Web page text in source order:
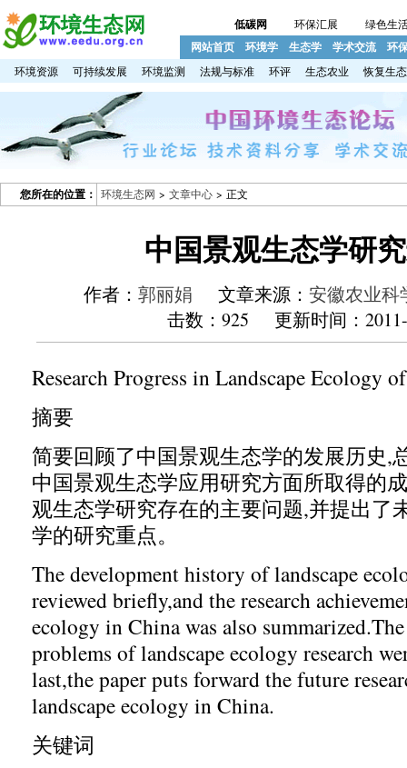
低碳网 环保汇展 绿色生
网站首页 环境学 生态学 学术交流 环
环境资源 可持续发展 环境监测 法规与标准 环评 生态农业 恢复生态
您所在的位置： 环境生态网 > 文章中心 > 正文
中国景观生态学研
作者： 郭丽娟 文章来源： 安徽农业科
击数： 925 更新时间：
Research Progress in Landscape Ecology
摘要
简要回顾了中国景观生态学的发展历史,
中国景观生态学应用研究方面所取得的
观生态学研究存在的主要问题,并提出了
学的研究重点。
The development history of landscape
reviewed briefly,and the research
ecology in China was also
problems of landscape ecology research
last,the paper puts forward the future
landscape ecology in China.
关键词